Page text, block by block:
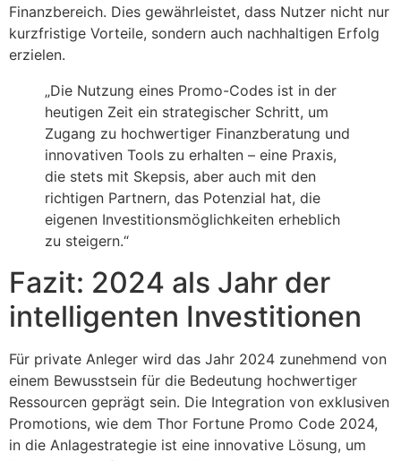
Finanzbereich. Dies gewährleistet, dass Nutzer nicht nur
kurzfristige Vorteile, sondern auch nachhaltigen Erfolg
erzielen.
„Die Nutzung eines Promo-Codes ist in der
heutigen Zeit ein strategischer Schritt, um
Zugang zu hochwertiger Finanzberatung und
innovativen Tools zu erhalten – eine Praxis,
die stets mit Skepsis, aber auch mit den
richtigen Partnern, das Potenzial hat, die
eigenen Investitionsmöglichkeiten erheblich
zu steigern.“
Fazit: 2024 als Jahr der
intelligenten Investitionen
Für private Anleger wird das Jahr 2024 zunehmend von
einem Bewusstsein für die Bedeutung hochwertiger
Ressourcen geprägt sein. Die Integration von exklusiven
Promotions, wie dem Thor Fortune Promo Code 2024,
in die Anlagestrategie ist eine innovative Lösung, um